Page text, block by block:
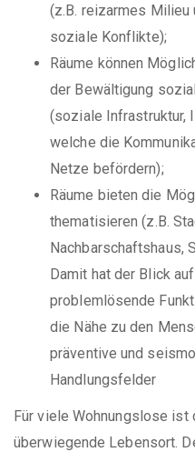
(z.B. reizarmes Milieu
soziale Konflikte);
Räume können
der Bewältigung
(soziale Infrastruktur,
welche die
Netze befördern);
Räume bieten die
thematisieren (z.B.
Nachbarschaftshaus,
Damit hat der Blick
problemlösende
die Nähe zu den
präventive und
Handlungsfelder
Für viele Wohnungslose ist
überwiegende Lebensort.